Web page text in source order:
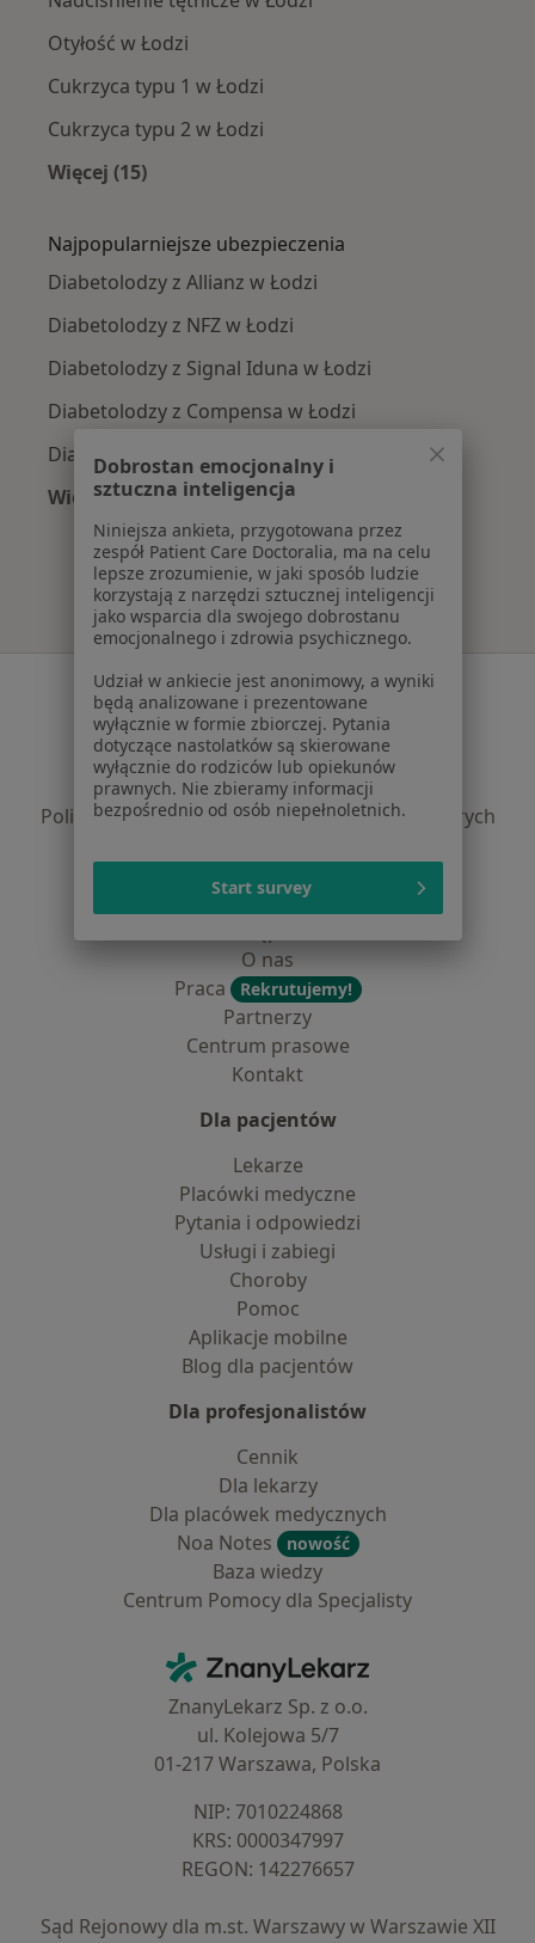
Otyłość w Łodzi
Cukrzyca typu 1 w Łodzi
Cukrzyca typu 2 w Łodzi
Więcej (15)
Najpopularniejsze ubezpieczenia
Diabetolodzy z Allianz w Łodzi
Diabetolodzy z NFZ w Łodzi
Diabetolodzy z Signal Iduna w Łodzi
Diabetolodzy z Compensa w Łodzi
Diabetolodzy z POLMED w Łodzi
Więcej (1)
Więcej w kategorii: Najpopularniejsze
Serwis
Regulamin
Polityka prywatności pacjentów
Polityka prywatności profesjonalistów
Polityka prywatności dla profesjonalistów, których
Jak działają wyniki wyszukiwania
O nas
Praca
Rekrutujemy!
Partnerzy
Centrum prasowe
Kontakt
Dla pacjentów
Lekarze
Placówki medyczne
Pytania i odpowiedzi
Usługi i zabiegi
Choroby
Pomoc
Aplikacje mobilne
Blog dla pacjentów
Dla profesjonalistów
Cennik
Dla lekarzy
Dla placówek medycznych
Noa Notes
nowość
Baza wiedzy
Centrum Pomocy dla Specjalisty
ZnanyLekarz - Strona główna
ZnanyLekarz Sp. z o.o.
ul. Kolejowa 5/7
01-217 Warszawa, Polska
NIP: ⁠7010224868
KRS: ⁠0000347997
REGON: ⁠142276657
Sąd Rejonowy dla m.st. Warszawy w Warszawie XII
Dobrostan emocjonalny i
sztuczna inteligencja
Niniejsza ankieta, przygotowana przez
zespół Patient Care Doctoralia, ma na celu
lepsze zrozumienie, w jaki sposób ludzie
korzystają z narzędzi sztucznej inteligencji
jako wsparcia dla swojego dobrostanu
emocjonalnego i zdrowia psychicznego.
Udział w ankiecie jest anonimowy, a wyniki
będą analizowane i prezentowane
wyłącznie w formie zbiorczej. Pytania
dotyczące nastolatków są skierowane
wyłącznie do rodziców lub opiekunów
prawnych. Nie zbieramy informacji
bezpośrednio od osób niepełnoletnich.
Start survey